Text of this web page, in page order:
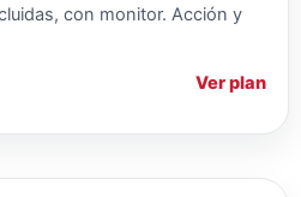
con monitor. Acción y
Ver plan